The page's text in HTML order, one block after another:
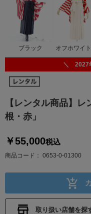
ブラック オフホワイト
【レンタル商品】
根・赤」
＼ 2027
￥55,000税込
商品コード 0653-0-01300
取り扱い店舗を探